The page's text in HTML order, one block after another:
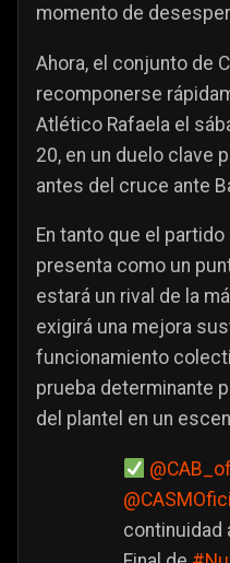
momento de
Ahora, el conjunto de
recomponerse
Atlético Rafaela el
20, en un duelo clave
antes del cruce ante
En tanto que el
presenta como un
estará un rival de la
exigirá una mejora
funcionamiento
prueba determinante
del plantel en un
continuidad